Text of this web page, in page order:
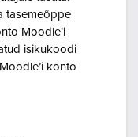
tasemeõppe
Moodle’i
isikukoodi
konto